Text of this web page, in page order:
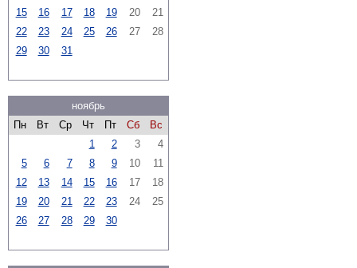
15
16 17 18 19 20
21
22
23 24 25 26 27
28
29
30 31
ноябрь
Пн
Вт Ср Чт Пт Сб
Вс
1
2 3
4
5
6 7 8 9 10
11
12
13 14 15 16 17
18
19
20 21 22 23 24
25
26
27 28 29 30